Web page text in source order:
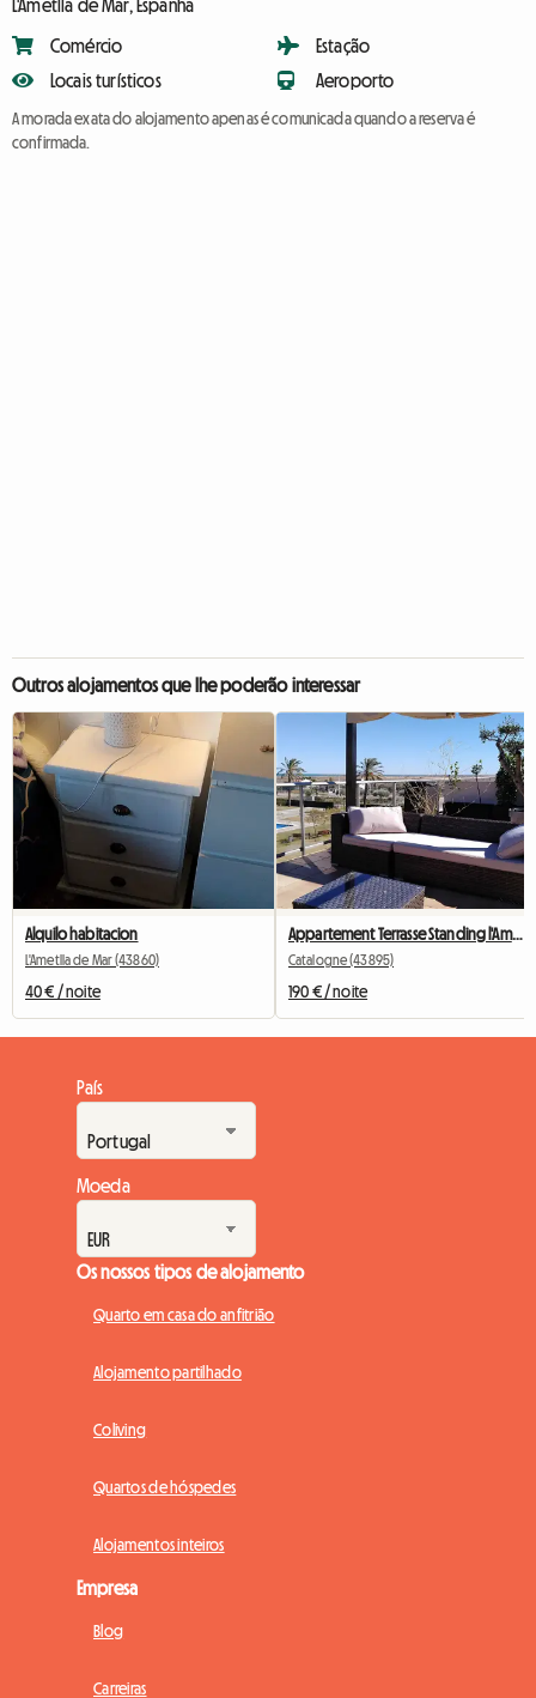
L'Ametlla de Mar, Espanha
Comércio
Locais turísticos
Estação
Aeroporto
A morada exata do alojamento apenas é comunicada quando a reserva é
confirmada.
Outros alojamentos que lhe poderão interessar
Alquilo habitacion
L'Ametlla de Mar (43860)
40 € / noite
Appartement Terrasse Standing l'Ampolla
Catalogne (43895)
190 € / noite
País
Moeda
Os nossos tipos de alojamento
Quarto em casa do anfitrião
Alojamento partilhado
Coliving
Quartos de hóspedes
Alojamentos inteiros
Empresa
Blog
Carreiras